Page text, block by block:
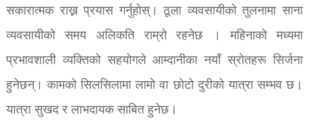
सकारात्मक राख्न प्रयास गर्नुहोस्। ठूला व्यवसायीको तुलनामा साना
व्यवसायीको समय अलिकति राम्रो रहनेछ । महिनाको मध्यमा
प्रभावशाली व्यक्तिको सहयोगले आम्दानीका नयाँ स्रोतहरू सिर्जना
हुनेछन्। कामको सिलसिलामा लामो वा छोटो दुरीको यात्रा सम्भव छ।
यात्रा सुखद र लाभदायक साबित हुनेछ।